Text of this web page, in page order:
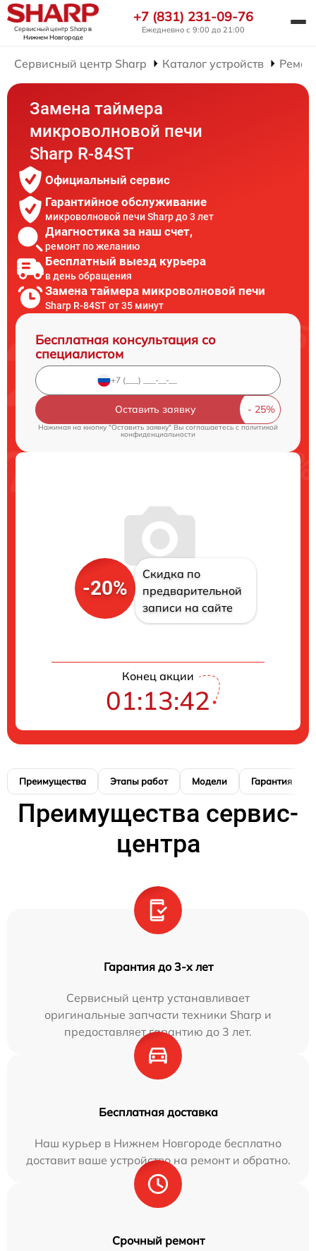
Сервисный центр Sharpв
Нижнем Новгороде
+7 (831) 231-09-76
Ежедневно с 9:00 до 21:00
Сервисный центр Sharp Каталог устройств
Замена таймера
микроволновой печи
Sharp R-84ST
Официальный сервис
Гарантийное обслуживание
микроволновой печи Sharp до 3 лет
Диагностика за наш счет,
ремонт по желанию
Бесплатный выезд курьера
в день обращения
Замена таймера микроволновой печи
Sharp R-84ST от 35 минут
Бесплатная консультация со
специалистом
Оставить заявку
Нажимая на кнопку "Оставить заявку" Вы соглашаетесь cполитикой
конфиденциальности
-20%
Скидка по
предварительной
записи на сайте
Конец акции
01:13:41
Преимущества Этапы работ Модели Гарантия
Преимущества сервис-
центра
Гарантия до 3-х лет
Сервисный центр устанавливает
оригинальные запчасти техники Sharp и
предоставляет гарантию до 3 лет.
Бесплатная доставка
Наш курьер в Нижнем Новгороде бесплатно
доставит ваше устройство на ремонт и обратно.
Срочный ремонт